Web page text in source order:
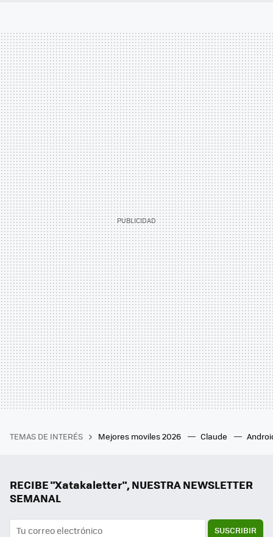
TEMAS DE INTERÉS Mejores moviles 2026 Claude
RECIBE "Xatakaletter", NUESTRA NEWSLETTER
SEMANAL
SUSCRIBIR